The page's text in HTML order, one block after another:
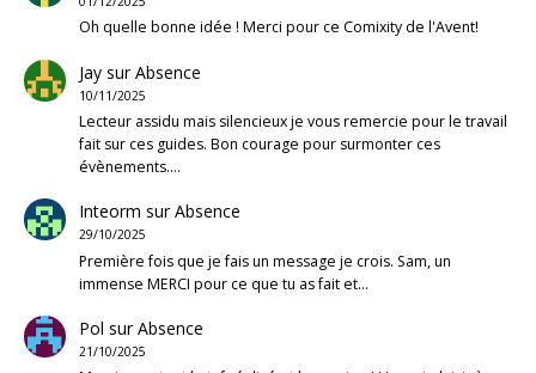
Oh quelle bonne idée ! Merci pour ce Comixity de l'Avent!
JaysurAbsence
10/11/2025
Lecteur assidu mais silencieux je vous remercie pour le travail
fait sur ces guides. Bon courage pour surmonter ces
évènements.…
Inteorm surAbsence
29/10/2025
Première fois que je fais un message je crois. Sam, un
immense MERCI pour ce que tu as fait et…
Pol surAbsence
21/10/2025